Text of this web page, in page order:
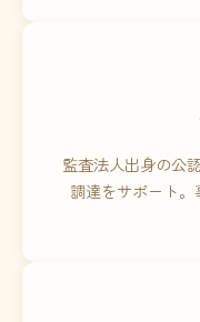
監査法人出身の公
調達をサポート。